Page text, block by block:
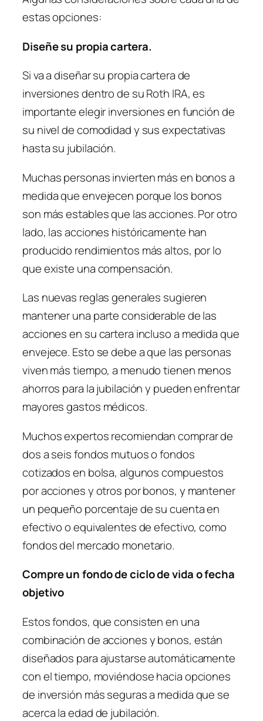
estas opciones:
Diseñe su propia cartera.
Si va a diseñar su propia cartera de
inversiones dentro de su Roth IRA, es
importante elegir inversiones en función de
su nivel de comodidad y sus expectativas
hasta su jubilación.
Muchas personas invierten más en bonos a
medida que envejecen porque los bonos
son más estables que las acciones. Por otro
lado, las acciones históricamente han
producido rendimientos más altos, por lo
que existe una compensación.
Las nuevas reglas generales sugieren
mantener una parte considerable de las
acciones en su cartera incluso a medida que
envejece. Esto se debe a que las personas
viven más tiempo, a menudo tienen menos
ahorros para la jubilación y pueden enfrentar
mayores gastos médicos.
Muchos expertos recomiendan comprar de
dos a seis fondos mutuos o fondos
cotizados en bolsa, algunos compuestos
por acciones y otros por bonos, y mantener
un pequeño porcentaje de su cuenta en
efectivo o equivalentes de efectivo, como
fondos del mercado monetario.
Compre un fondo de ciclo de vida o fecha
objetivo
Estos fondos, que consisten en una
combinación de acciones y bonos, están
diseñados para ajustarse automáticamente
con el tiempo, moviéndose hacia opciones
de inversión más seguras a medida que se
acerca la edad de jubilación.